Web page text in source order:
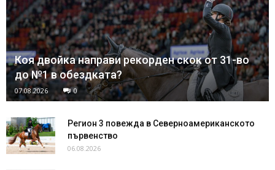
Коя двойка направи рекорден скок от 31-во
до №1 в обездката?
07.08.2026 0
Регион 3 повежда в Северноамериканското
първенство
06.08.2026